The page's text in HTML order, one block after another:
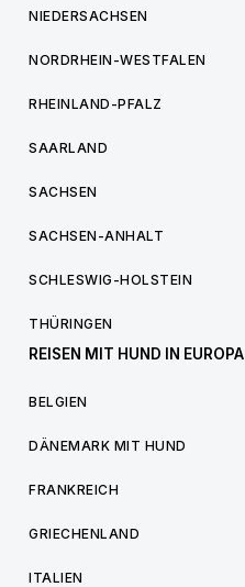
NIEDERSACHSEN
NORDRHEIN-WESTFALEN
RHEINLAND-PFALZ
SAARLAND
SACHSEN
SACHSEN-ANHALT
SCHLESWIG-HOLSTEIN
THÜRINGEN
REISEN MIT HUND IN EUROPA
BELGIEN
DÄNEMARK MIT HUND
FRANKREICH
GRIECHENLAND
ITALIEN